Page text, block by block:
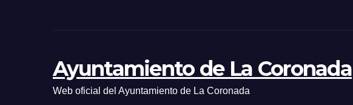
Ayuntamiento de La Coronada
Web oficial del Ayuntamiento de La Coronada